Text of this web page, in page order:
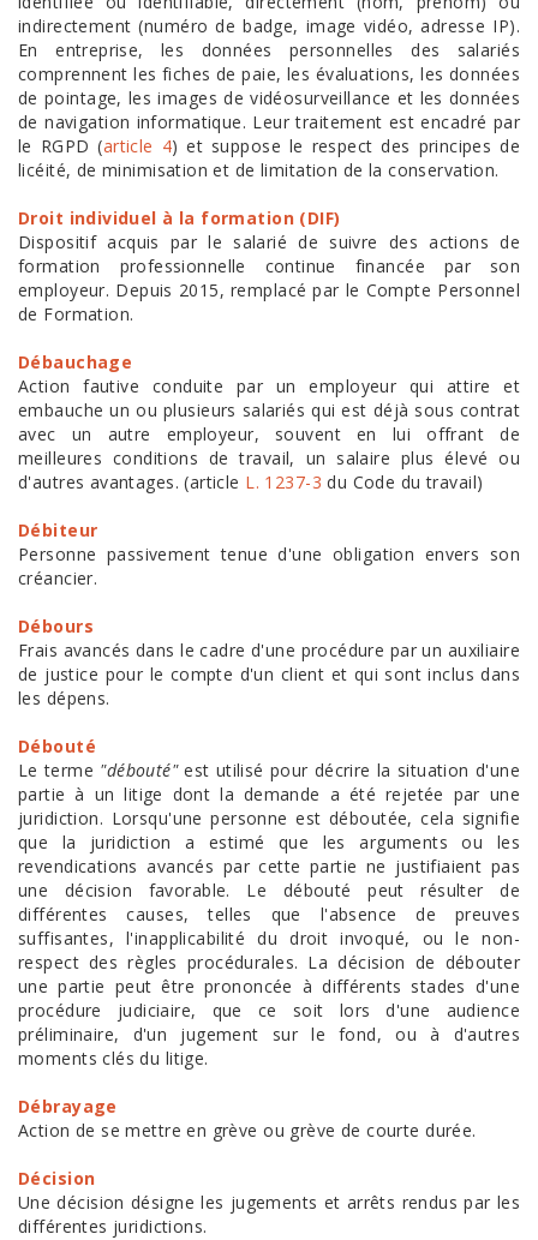
indirectement (numéro de badge, image vidéo, adresse IP).
En entreprise, les données personnelles des salariés
comprennent les fiches de paie, les évaluations, les données
de pointage, les images de vidéosurveillance et les données
de navigation informatique. Leur traitement est encadré par
le RGPD (article 4) et suppose le respect des principes de
licéité, de minimisation et de limitation de la conservation.
Droit individuel à la formation (DIF)
Dispositif acquis par le salarié de suivre des actions de
formation professionnelle continue financée par son
employeur. Depuis 2015, remplacé par le Compte Personnel
de Formation.
Débauchage
Action fautive conduite par un employeur qui attire et
embauche un ou plusieurs salariés qui est déjà sous contrat
avec un autre employeur, souvent en lui offrant de
meilleures conditions de travail, un salaire plus élevé ou
d'autres avantages. (article L. 1237-3 du Code du travail)
Débiteur
Personne passivement tenue d'une obligation envers son
créancier.
Débours
Frais avancés dans le cadre d'une procédure par un auxiliaire
de justice pour le compte d'un client et qui sont inclus dans
les dépens.
Débouté
Le terme "débouté"est utilisé pour décrire la situation d'une
partie à un litige dont la demande a été rejetée par une
juridiction. Lorsqu'une personne est déboutée, cela signifie
que la juridiction a estimé que les arguments ou les
revendications avancés par cette partie ne justifiaient pas
une décision favorable. Le débouté peut résulter de
différentes causes, telles que l'absence de preuves
suffisantes, l'inapplicabilité du droit invoqué, ou le non-
respect des règles procédurales. La décision de débouter
une partie peut être prononcée à différents stades d'une
procédure judiciaire, que ce soit lors d'une audience
préliminaire, d'un jugement sur le fond, ou à d'autres
moments clés du litige.
Débrayage
Action de se mettre en grève ou grève de courte durée.
Décision
Une décision désigne les jugements et arrêts rendus par les
différentes juridictions.